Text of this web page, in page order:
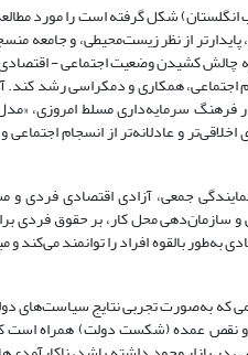
از نظر زیست‌محیطی، و جامعه
چالش کشیدن وضعیت اجتماعی -
همکاری و دمکراسی رشد کند.
فرهنگ سرمایه‌داری مسلط امروزی،
اخلاقی‌تر و عادلانه‌تر از انسجام
نمایندگی جمعی، آزادی اقتصادی
سازمان‌دهی محل کار، بر حقوق فردی
بالقوه افراد را توانمند می‌کند و
که به‌صورت تجربی نتایج سیاست‌های
دو نقص عمده (شکست دولت) همراه است